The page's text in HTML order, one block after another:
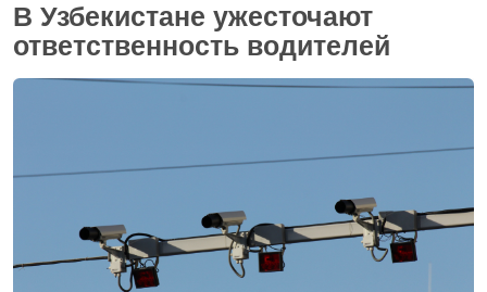
В Узбекистане ужесточают
ответственность водителей